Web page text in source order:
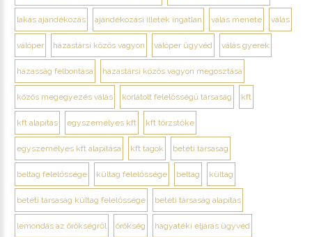
lakás ajándékozás ajándékozási illeték ingatlan válás menete válás
válóper házastársi közös vagyon válóper ügyvéd válás gyerek
házasság felbontása házastársi közös vagyon megosztása
közös megegyezés válás korlátolt felelősségű társaság kft
kft alapítás egyszemélyes kft kft törzstőke
egyszemélyes kft alapítása kft tagok betéti társaság
beltag felelőssége kültag felelőssége beltag kültag
betéti társaság kültag felelőssége betéti társaság alapítás
lemondás az örökségről örökség hagyatéki eljárás ügyvéd